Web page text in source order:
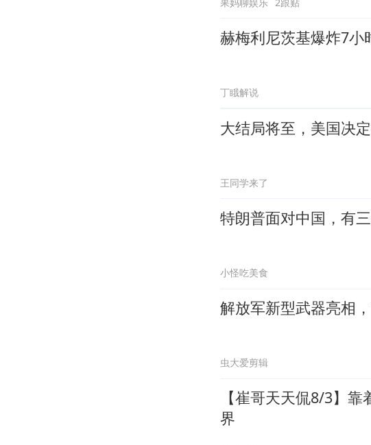
赫梅利尼茨基爆炸7小
丁睋解说
大结局将至，美国决
王同学来了
特朗普面对中国，有
小怪吃美食
解放军新型武器亮相
虫大爱剪辑
【崔哥天天侃8/3】
界